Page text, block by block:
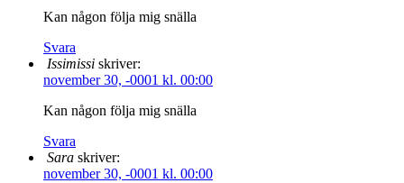
Kan någon följa mig snälla
Svara
Issimissi skriver:
november 30, -0001 kl. 00:00
Kan någon följa mig snälla
Svara
Sara skriver:
november 30, -0001 kl. 00:00